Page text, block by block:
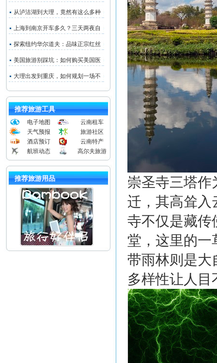
从泸沽湖到大理，竟然有这么多种
上海到南京开车多久？三天两夜自
探索纽约华尔道夫：品味正宗红丝
美国旅游别踩坑：如何购买美国医
大理出发到重庆，如何规划一场不
推荐旅游工具
电子地图
云南租车
天气预报
旅游社区
酒店预订
云南特产
航班动态
高尔夫旅游
推荐旅游用品
崇圣寺三塔作
迁，其高耸入
寺不仅是藏传
堂，这里的一
带雨林则是大
多样性让人目